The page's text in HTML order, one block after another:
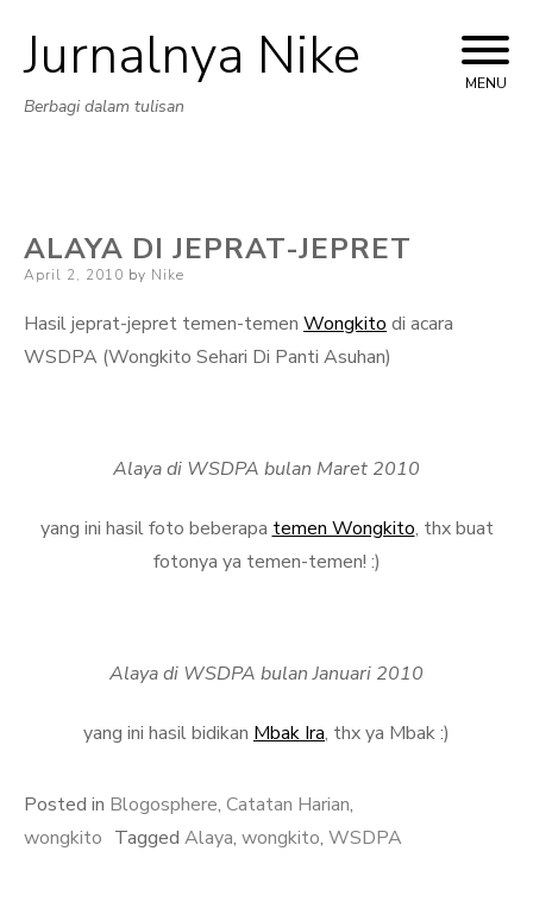
Skip
Jurnalnya Nike
Berbagi dalam tulisan
MENU
ALAYA DI JEPRAT-JEPRET
Posted
April 2, 2010 by Nike
Hasil jeprat-jepret temen-temen Wongkito di acara
WSDPA (Wongkito Sehari Di Panti Asuhan)
Alaya di WSDPA bulan Maret 2010
yang ini hasil foto beberapa temen Wongkito, thx buat
fotonya ya temen-temen! :)
Alaya di WSDPA bulan Januari 2010
yang ini hasil bidikan Mbak Ira, thx ya Mbak :)
Posted in Blogosphere, Catatan Harian,
wongkito Tagged Alaya, wongkito, WSDPA